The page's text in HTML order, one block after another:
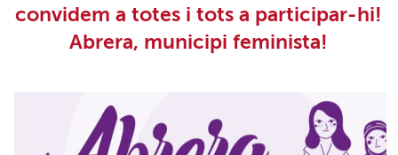
convidem a totes i tots a participar-hi!
Abrera, municipi feminista!